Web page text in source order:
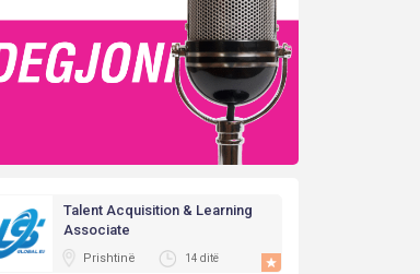
Talent Acquisition & Learning
Associate
Prishtinë 14 ditë